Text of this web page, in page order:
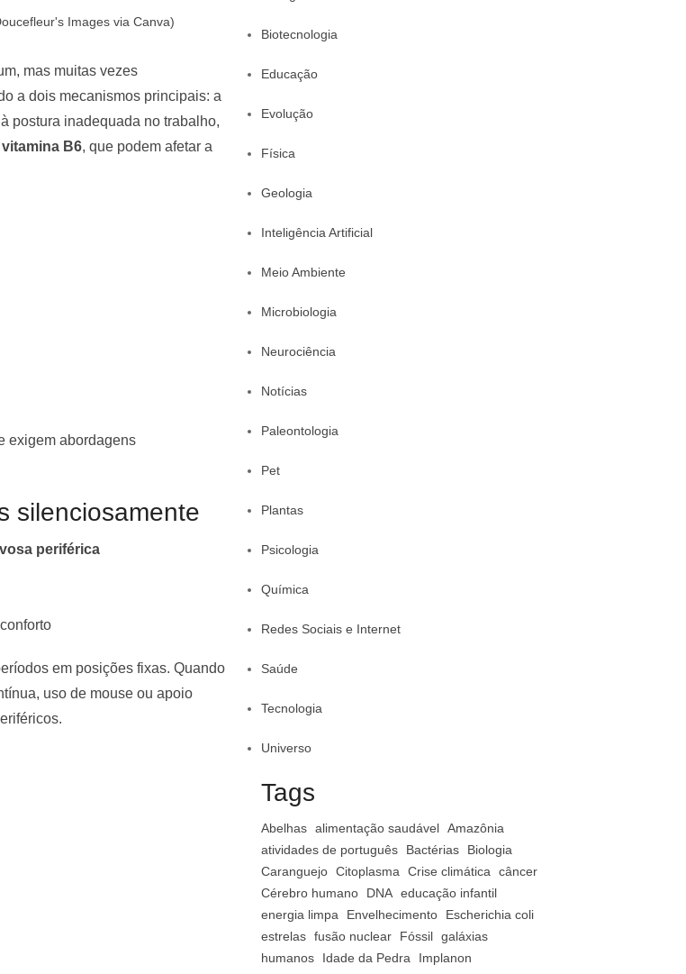
Images via Canva)
mas muitas vezes
a dois mecanismos principais: a
postura inadequada no trabalho,
vitamina B6, que podem afetar a
exigem abordagens
silenciosamente
periférica
em posições fixas. Quando
uso de mouse ou apoio
Biotecnologia
Educação
Evolução
Física
Geologia
Inteligência Artificial
Meio Ambiente
Microbiologia
Neurociência
Notícias
Paleontologia
Pet
Plantas
Psicologia
Química
Redes Sociais e Internet
Saúde
Tecnologia
Universo
Tags
Abelhas alimentação saudável Amazônia
atividades de português
Bactérias
Biologia
Caranguejo Citoplasma Crise climática
câncer
Cérebro humano
DNA educação infantil
energia limpa
Envelhecimento
Escherichia coli
estrelas fusão nuclear Fóssil galáxias
humanos
Idade da Pedra
Implanon